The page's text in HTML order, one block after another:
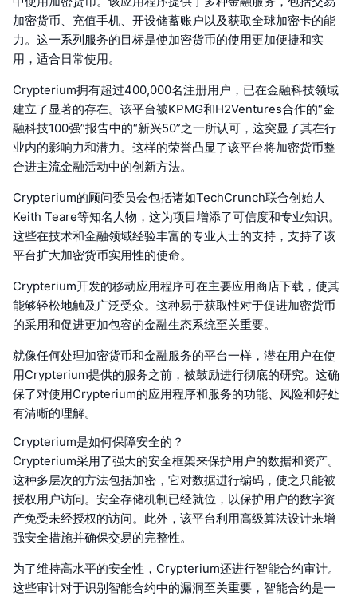
加密货币、充值手机、开设储蓄账户以及获取全球加密卡的能
力。这一系列服务的目标是使加密货币的使用更加便捷和实
用，适合日常使用。
Crypterium拥有超过400,000名注册用户，已在金融科技领域
建立了显著的存在。该平台被KPMG和H2Ventures合作的“金
融科技100强”报告中的“新兴50”之一所认可，这突显了其在行
业内的影响力和潜力。这样的荣誉凸显了该平台将加密货币整
合进主流金融活动中的创新方法。
Crypterium的顾问委员会包括诸如TechCrunch联合创始人
Keith Teare等知名人物，这为项目增添了可信度和专业知识。
这些在技术和金融领域经验丰富的专业人士的支持，支持了该
平台扩大加密货币实用性的使命。
Crypterium开发的移动应用程序可在主要应用商店下载，使其
能够轻松地触及广泛受众。这种易于获取性对于促进加密货币
的采用和促进更加包容的金融生态系统至关重要。
就像任何处理加密货币和金融服务的平台一样，潜在用户在使
用Crypterium提供的服务之前，被鼓励进行彻底的研究。这确
保了对使用Crypterium的应用程序和服务的功能、风险和好处
有清晰的理解。
Crypterium是如何保障安全的？
Crypterium采用了强大的安全框架来保护用户的数据和资产。
这种多层次的方法包括加密，它对数据进行编码，使之只能被
授权用户访问。安全存储机制已经就位，以保护用户的数字资
产免受未经授权的访问。此外，该平台利用高级算法设计来增
强安全措施并确保交易的完整性。
为了维持高水平的安全性，Crypterium还进行智能合约审计。
这些审计对于识别智能合约中的漏洞至关重要，智能合约是一